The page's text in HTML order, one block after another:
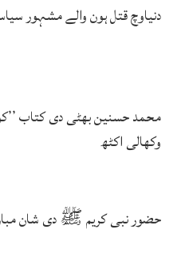
دنیاوچ قتل ہون والے مشہور
محمد حسنین بھٹی دی کتاب
وکھالی اکٹھ
حضور نبی کریم ﷺ دی شان